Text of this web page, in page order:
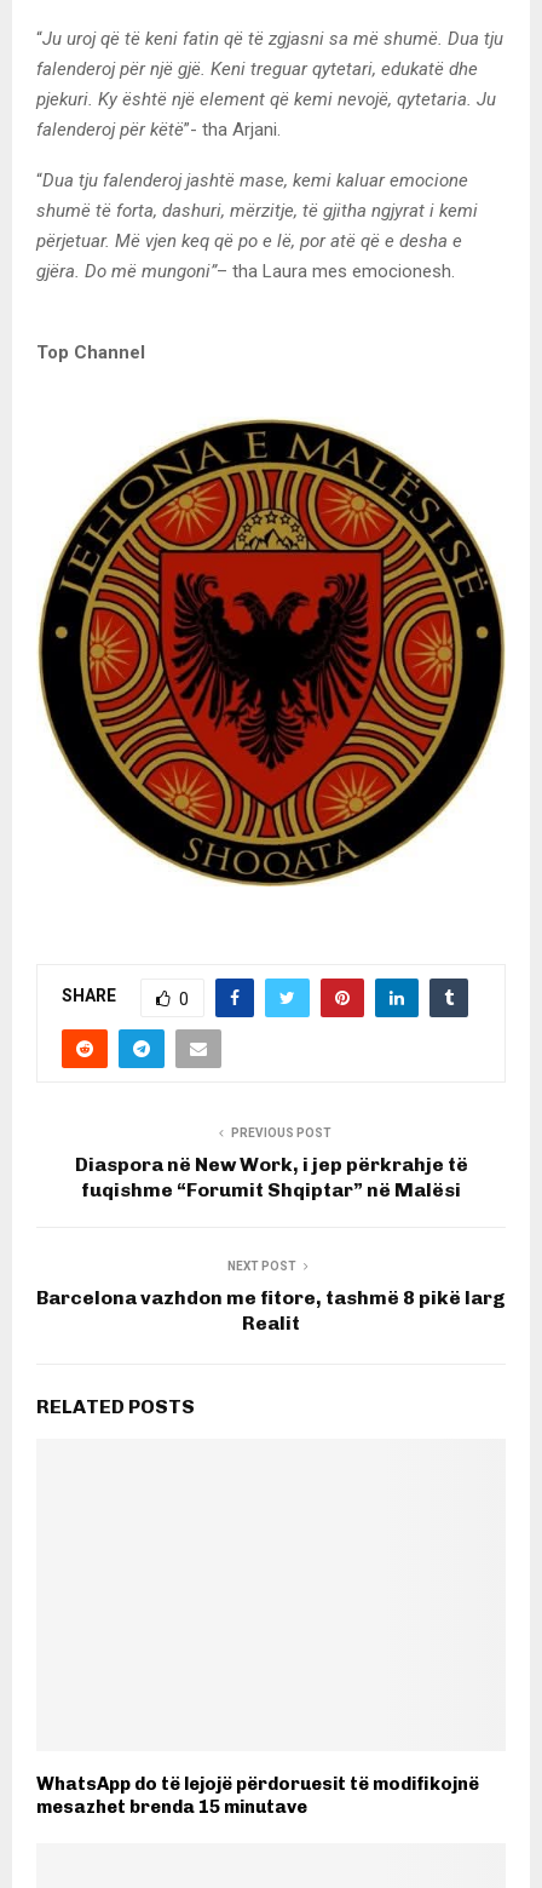
“Ju uroj që të keni fatin që të zgjasni sa më shumë. Dua tju
falenderoj për një gjë. Keni treguar qytetari, edukatë dhe
pjekuri. Ky është një element që kemi nevojë, qytetaria. Ju
falenderoj për këtë”- tha Arjani.
“Dua tju falenderoj jashtë mase, kemi kaluar emocione
shumë të forta, dashuri, mërzitje, të gjitha ngjyrat i kemi
përjetuar. Më vjen keq që po e lë, por atë që e desha e
gjëra. Do më mungoni”– tha Laura mes emocionesh.
Top Channel
SHARE 0
PREVIOUS POST
Diaspora në New Work, i jep përkrahje të
fuqishme “Forumit Shqiptar” në Malësi
NEXT POST
Barcelona vazhdon me fitore, tashmë 8 pikë larg
Realit
RELATED POSTS
WhatsApp do të lejojë përdoruesit të modifikojnë
mesazhet brenda 15 minutave